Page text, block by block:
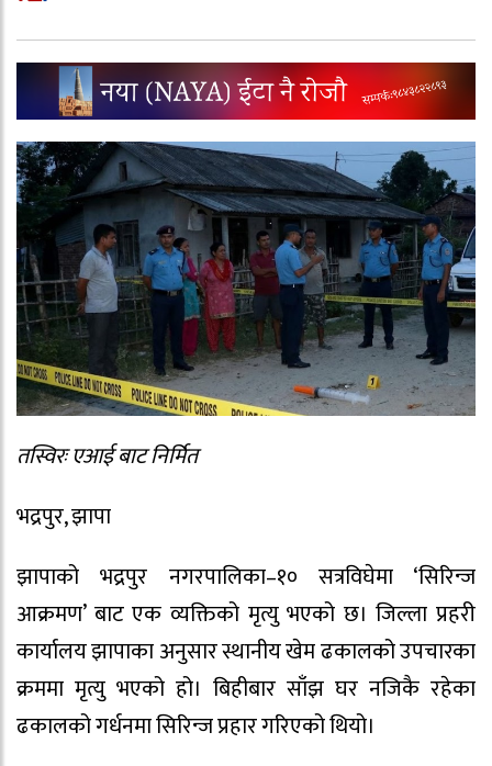
तस्विरः एआई बाट निर्मित
भद्रपुर, झापा
झापाको भद्रपुर नगरपालिका–१० सत्रविघेमा ‘सिरिन्ज
आक्रमण’ बाट एक व्यक्तिको मृत्यु भएको छ। जिल्ला प्रहरी
कार्यालय झापाका अनुसार स्थानीय खेम ढकालको उपचारका
क्रममा मृत्यु भएको हो। बिहीबार साँझ घर नजिकै रहेका
ढकालको गर्धनमा सिरिन्ज प्रहार गरिएको थियो।